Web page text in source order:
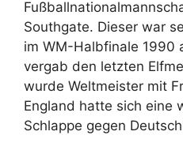
Southgate. Dieser war
im WM-Halbfinale 1990
vergab den letzten
wurde Weltmeister mit
England hatte sich eine
Schlappe gegen